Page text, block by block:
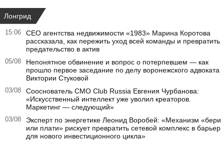
Лонгрид
15:06
CEO агентства недвижимости «1983» Марина Коротова
рассказала, как пережить уход всей команды и превратить
предательство в актив
05/08
Непонятное обвинение и вопрос о потерпевшем — как
прошло первое заседание по делу воронежского адвоката
Виктории Стуковой
03/08
Сооснователь CMO Club Russia Евгения Чурбанова:
«Искусственный интеллект уже уволил креаторов.
Маркетинг — следующий»
03/08
Эксперт по энергетике Леонид Воробей: «Механизм «бери
или плати» рискует превратить сетевой комплекс в барьер
для нового инвестиционного цикла»